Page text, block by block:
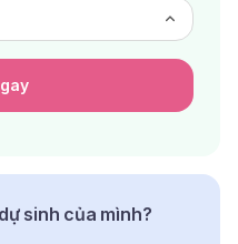
sinh của mình?